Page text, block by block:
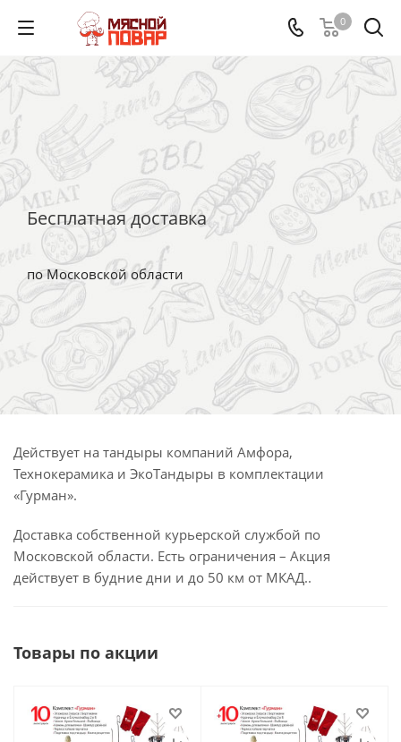
0
Бесплатная доставка
по Московской области
Действует на тандыры компаний Амфора,
Технокерамика и ЭкоТандыры в комплектации
«Гурман».
Доставка собственной курьерской службой по
Московской области. Есть ограничения – Акция
действует в будние дни и до 50 км от МКАД..
Товары по акции